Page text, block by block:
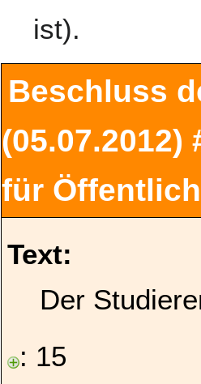
ist).
Beschluss
für
Text:
Der
: 15